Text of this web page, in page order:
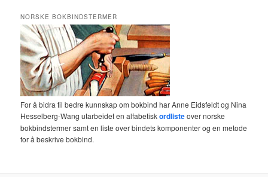
NORSKE BOKBINDSTERMER
For å bidra til bedre kunnskap om bokbind har Anne Eidsfeldt og Nina
Hesselberg-Wang utarbeidet en alfabetiskordlisteover norske
bokbindstermer samt en liste over bindets komponenter og en metode
for å beskrive bokbind.